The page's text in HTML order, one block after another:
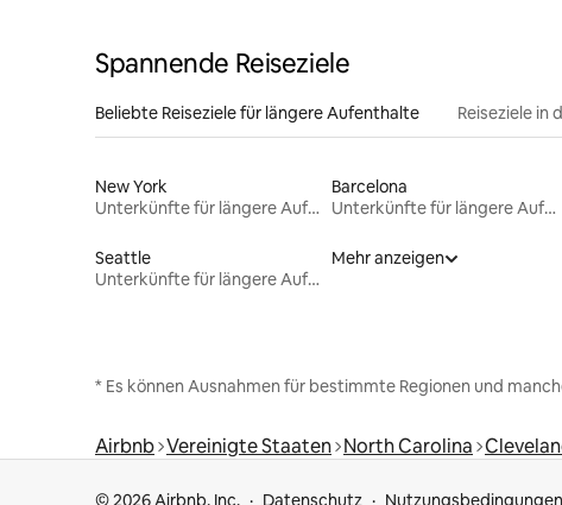
Spannende Reiseziele
Beliebte Reiseziele für längere Aufenthalte Reiseziele in
New York
Unterkünfte für längere Aufenthalte
Barcelona
Unterkünfte für längere Aufenthalte
Seattle
Unterkünfte für längere Aufenthalte
Mehr anzeigen
* Es können Ausnahmen für bestimmte Regionen und
Airbnb Vereinigte Staaten North Carolina
© 2026 Airbnb, Inc. Datenschutz Nutzungsbedingungen